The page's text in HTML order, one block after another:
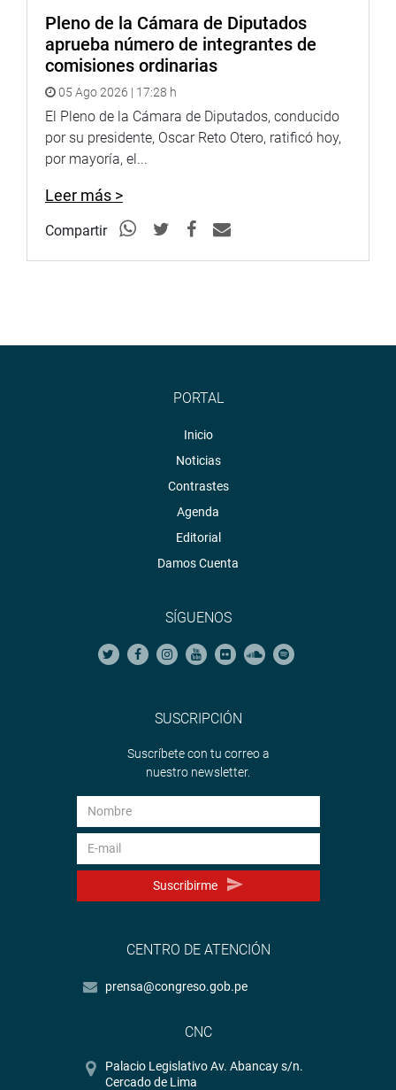
Pleno de la Cámara de Diputados
aprueba número de integrantes de
comisiones ordinarias
05 Ago 2026 | 17:28 h
El Pleno de la Cámara de Diputados, conducido
por su presidente, Oscar Reto Otero, ratificó hoy,
por mayoría, el...
Leer más >
Compartir
PORTAL
Inicio
Noticias
Contrastes
Agenda
Editorial
Damos Cuenta
SÍGUENOS
SUSCRIPCIÓN
Suscríbete con tu correo a
nuestro newsletter.
Suscribirme
CENTRO DE ATENCIÓN
prensa@congreso.gob.pe
CNC
Palacio Legislativo Av. Abancay s/n.
Cercado de Lima